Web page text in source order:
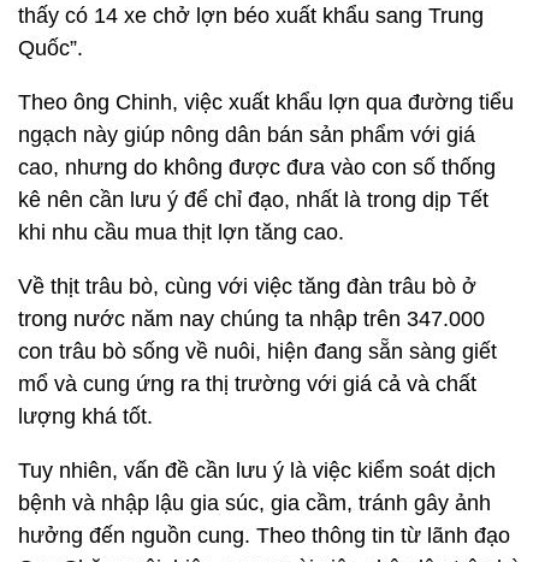
thấy có 14 xe chở lợn béo xuất khẩu sang Trung
Quốc”.
Theo ông Chinh, việc xuất khẩu lợn qua đường tiểu
ngạch này giúp nông dân bán sản phẩm với giá
cao, nhưng do không được đưa vào con số thống
kê nên cần lưu ý để chỉ đạo, nhất là trong dịp Tết
khi nhu cầu mua thịt lợn tăng cao.
Về thịt trâu bò, cùng với việc tăng đàn trâu bò ở
trong nước năm nay chúng ta nhập trên 347.000
con trâu bò sống về nuôi, hiện đang sẵn sàng giết
mổ và cung ứng ra thị trường với giá cả và chất
lượng khá tốt.
Tuy nhiên, vấn đề cần lưu ý là việc kiểm soát dịch
bệnh và nhập lậu gia súc, gia cầm, tránh gây ảnh
hưởng đến nguồn cung. Theo thông tin từ lãnh đạo